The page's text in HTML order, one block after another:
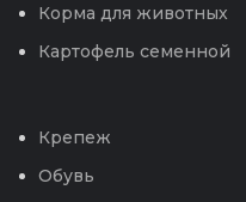
Корма для животных
Картофель семенной
Крепеж
Обувь